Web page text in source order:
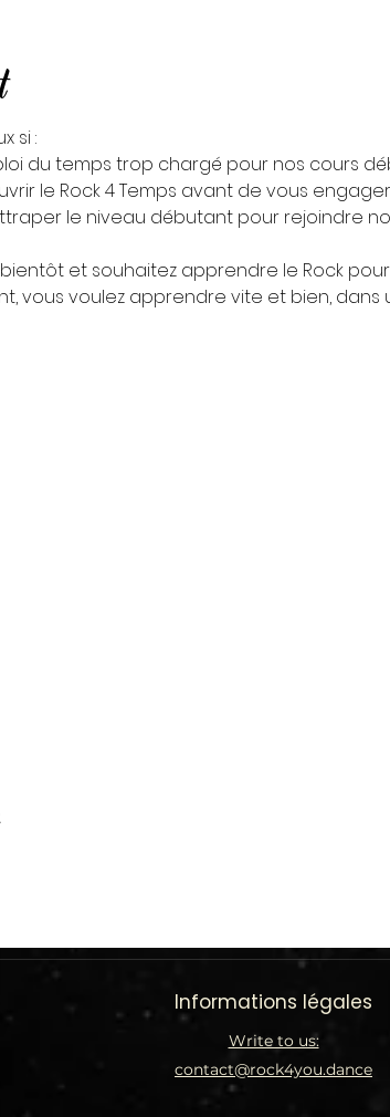
si :
du temps trop chargé pour nos cours
le Rock 4 Temps avant de vous engager
le niveau débutant pour rejoindre
et souhaitez apprendre le Rock
vous voulez apprendre vite et bien, dans
Informations légales
Write to us:
contact@rock4you.dance